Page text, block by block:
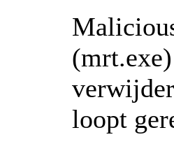
loopt